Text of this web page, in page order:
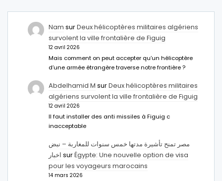
Nam surDeux hélicoptères militaires algériens
survolent la ville frontalière de Figuig
12 avril 2026
Mais comment on peut accepter qu’un hélicoptère
d’une armée étrangère traverse notre frontière ?
Abdelhamid M surDeux hélicoptères militaires
algériens survolent la ville frontalière de Figuig
12 avril 2026
Il faut installer des anti missiles à Figuig c
inacceptable
مصر تمنح تأشيرة مدتها خمس سنوات للمغاربة – نبض
اخبار surÉgypte: Une nouvelle option de visa
pour les voyageurs marocains
14 mars 2026